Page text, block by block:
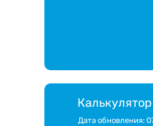
Дата обновления: